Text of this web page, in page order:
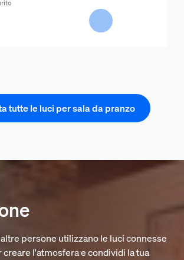
tutte le luci per sala da pranzo
persone utilizzano le luci connesse
l'atmosfera e condividi la tua